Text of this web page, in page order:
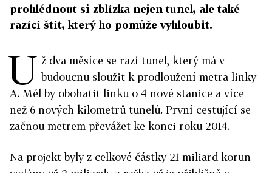
prohlédnout si zblízka nejen tunel, ale také
razící štít, který ho pomůže vyhloubit.
U ž dva měsíce se razí tunel, který má v
budoucnu sloužit k prodloužení metra linky
A. Měl by obohatit linku o 4 nové stanice a více
než 6 nových kilometrů tunelů. První cestující se
začnou metrem převážet ke konci roku 2014.
Na projekt byly z celkové částky 21 miliard korun